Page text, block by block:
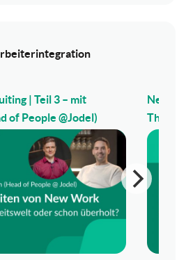
| Teil 3 – mit
of People @Jodel)
New